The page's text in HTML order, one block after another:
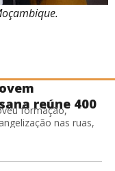
reúne 400
formação,
nas ruas,
missionário
de São
de Janeiro.